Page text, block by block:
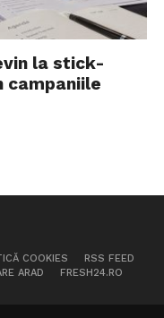
la stick-
campaniile
COOKIES
RSS FEED
ARAD FRESH24.RO